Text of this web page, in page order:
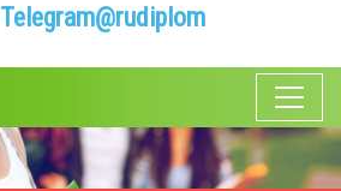
Telegram@rudiplom